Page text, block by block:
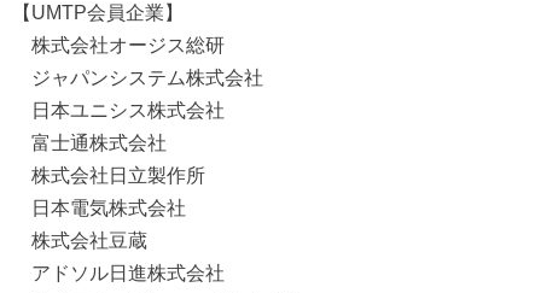
【UMTP会員企業】
株式会社オージス総研
ジャパンシステム株式会社
日本ユニシス株式会社
富士通株式会社
株式会社日立製作所
日本電気株式会社
株式会社豆蔵
アドソル日進株式会社